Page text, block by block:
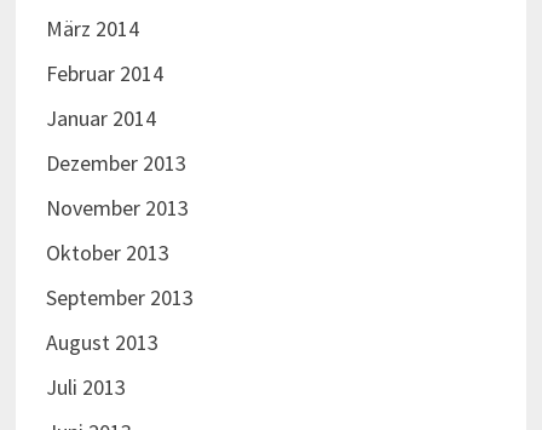
März 2014
Februar 2014
Januar 2014
Dezember 2013
November 2013
Oktober 2013
September 2013
August 2013
Juli 2013